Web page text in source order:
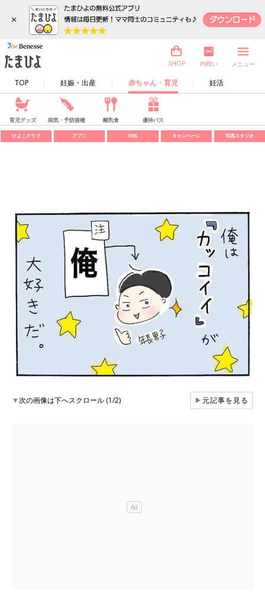
×
TOP 妊娠・出産 赤ちゃん・育児 妊活
SHOP 内祝い メニュー
育児グッズ 病気・予防接種 離乳食 優待パス
ひよこクラブ アプリ SNS キャンペーン 写真スタジオ
▼次の画像は下へスクロール (1/2) ▶元記事を見る